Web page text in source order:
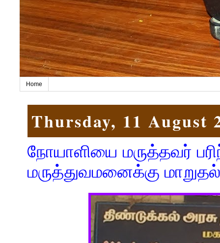
Home
Thursday, 11 August
நோயாளியை மருத்தவர்
மருத்துவமனைக்கு